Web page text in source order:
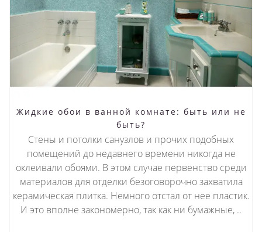
Жидкие обои в ванной комнате: быть или не
быть?
Стены и потолки санузлов и прочих подобных
помещений до недавнего времени никогда не
оклеивали обоями. В этом случае первенство среди
материалов для отделки безоговорочно захватила
керамическая плитка. Немного отстал от нее пластик.
И это вполне закономерно, так как ни бумажные, ..